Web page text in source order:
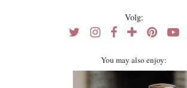
Volg:
You may also enjoy: